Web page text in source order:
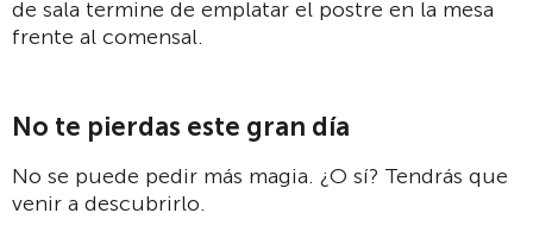
de sala termine de emplatar el postre en la mesa
frente al comensal.
No te pierdas este gran día
No se puede pedir más magia. ¿O sí? Tendrás que
venir a descubrirlo.